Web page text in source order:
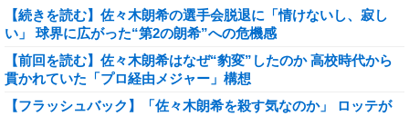
【続きを読む】佐々木朗希の選手会脱退に「情けないし、寂し
い」 球界に広がった“第2の朗希”への危機感
【前回を読む】佐々木朗希はなぜ“豹変”したのか 高校時代から
貫かれていた「プロ経由メジャー」構想
【フラッシュバック】「佐々木朗希を殺す気なのか」 ロッテが